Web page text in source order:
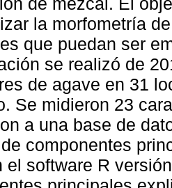
la morfometría
que puedan ser
se realizó de
de agave en 31
Se midieron 23
a una base de
componentes
el software R